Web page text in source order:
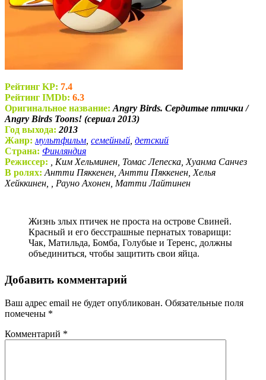
Рейтинг KP: 7.4
Рейтинг IMDb: 6.3
Оригинальное название: Angry Birds. Сердитые птички /
Angry Birds Toons! (сериал 2013)
Год выхода: 2013
Жанр: мультфильм семейный детский
Страна: Финляндия
Режиссер:
, Ким Хельминен, Томас Лепеска, Хуанма Санчез
В ролях: Антти Пяккенен, Антти Пяккенен, Хелья
Хейккинен, , Рауно Ахонен, Матти Лайтинен
Жизнь злых птичек не проста на острове Свиней.
Красный и его бесстрашные пернатых товарищи:
Чак, Матильда, Бомба, Голубые и Теренс, должны
объединиться, чтобы защитить свои яйца.
Добавить комментарий
Ваш адрес email не будет опубликован. Обязательные поля
помечены *
Комментарий *